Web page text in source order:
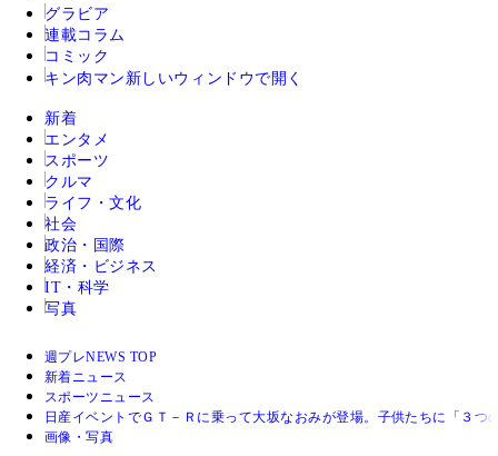
グラビア
連載コラム
コミック
キン肉マン 新しいウィンドウで開く
新着
エンタメ
スポーツ
クルマ
ライフ・文化
社会
政治・国際
経済・ビジネス
IT・科学
写真
週プレNEWS TOP
新着ニュース
スポーツニュース
日産イベントでＧＴ－Ｒに乗って大坂なおみが登場。子供たちに「３つ
画像・写真